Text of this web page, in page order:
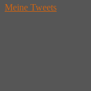
Meine Tweets